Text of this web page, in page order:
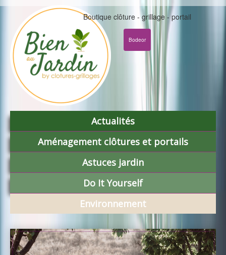
Boutique clôture - grillage - portail
Bodeor
Actualités
Aménagement clôtures et portails
Astuces jardin
Do It Yourself
Environnement